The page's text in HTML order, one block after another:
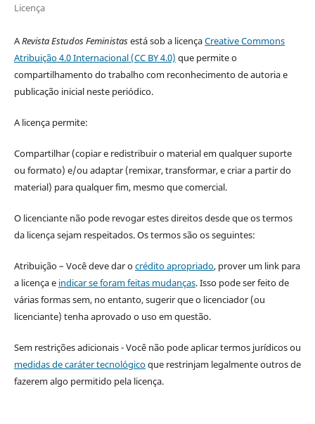
Licença
ARevista Estudos Feministasestá sob a licençaCreative Commons
Atribuição 4.0 Internacional (CC BY 4.0) que permite o
compartilhamento do trabalho com reconhecimento de autoria e
publicação inicial neste periódico.
A licença permite:
Compartilhar (copiar e redistribuir o material em qualquer suporte
ou formato) e/ou adaptar (remixar, transformar, e criar a partir do
material) para qualquer fim, mesmo que comercial.
O licenciante não pode revogar estes direitos desde que os termos
da licença sejam respeitados. Os termos são os seguintes:
Atribuição – Você deve dar ocrédito apropriado, prover um link para
a licença e indicar se foram feitas mudanças. Isso pode ser feito de
várias formas sem, no entanto, sugerir que o licenciador (ou
licenciante) tenha aprovado o uso em questão.
Sem restrições adicionais - Você não pode aplicar termos jurídicos ou
medidas de caráter tecnológicoque restrinjam legalmente outros de
fazerem algo permitido pela licença.